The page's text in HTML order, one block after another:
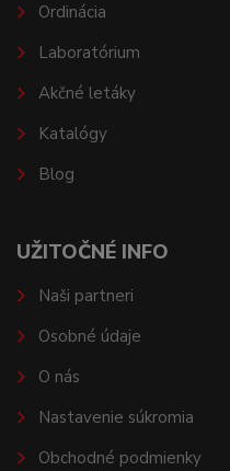
Ordinácia
Laboratórium
Akčné letáky
Katalógy
Blog
UŽITOČNÉ INFO
Naši partneri
Osobné údaje
O nás
Nastavenie súkromia
Obchodné podmienky